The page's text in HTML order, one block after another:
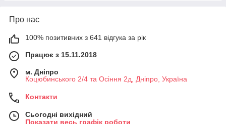
Про нас
100% позитивних з 641 відгука за рік
Працює з 15.11.2018
м. Дніпро
Коцюбинського 2/4 та Осіння 2д, Дніпро, Україна
Контакти
Сьогодні вихідний
Показати весь графік роботи